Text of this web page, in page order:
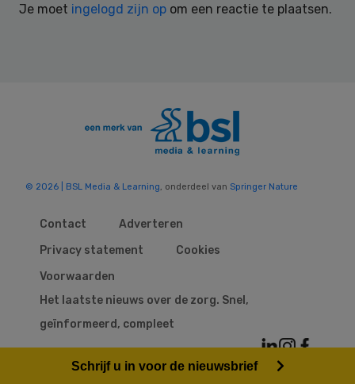
Je moet ingelogd zijn op om een reactie te plaatsen.
© 2026 | BSL Media & Learning, onderdeel van Springer Nature
Contact
Adverteren
Privacy statement
Cookies
Voorwaarden
Het laatste nieuws over de zorg. Snel,
geïnformeerd, compleet
Schrijf u in voor de nieuwsbrief